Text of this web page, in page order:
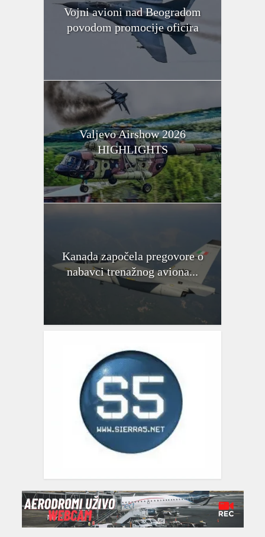
Vojni avioni nad Beogradom
povodom promocije oficira
Valjevo Airshow 2026
HIGHLIGHTS
Kanada započela pregovore o
nabavci trenažnog aviona...